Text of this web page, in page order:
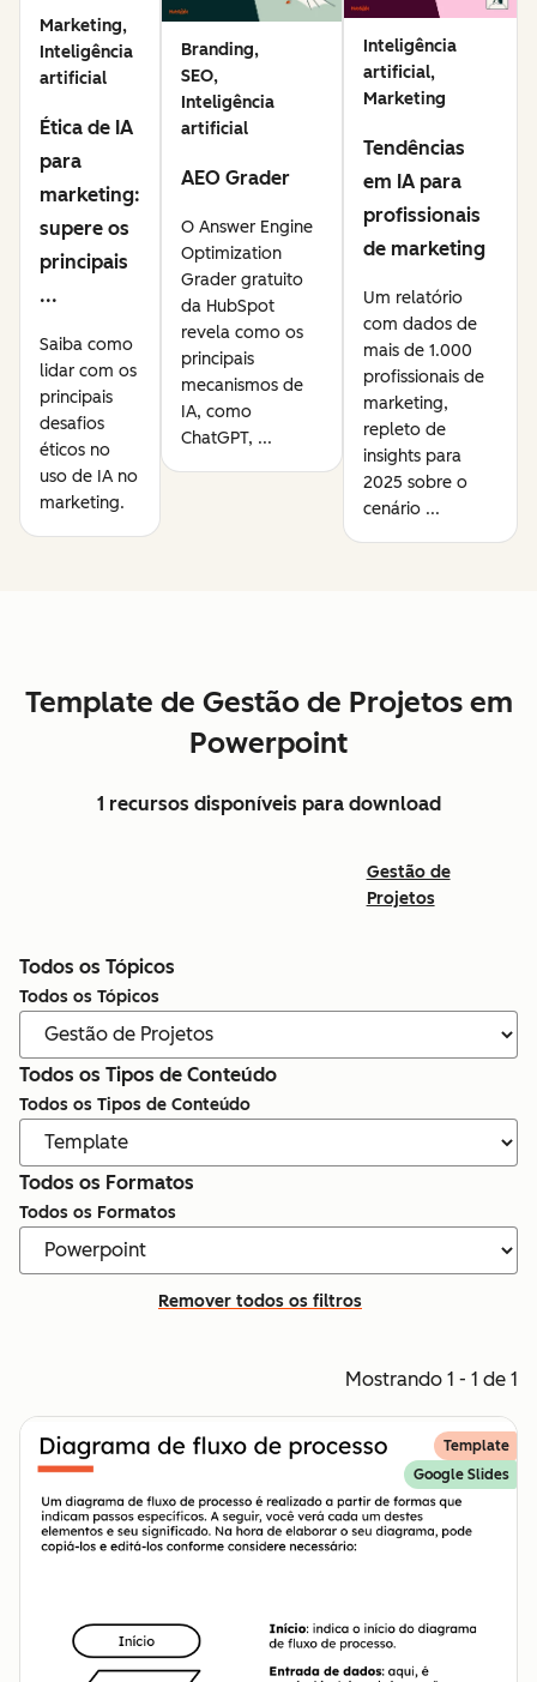
Marketing,
Inteligência
artificial
Ética de IA
para
marketing:
supere os
principais
...
Saiba como
lidar com os
principais
desafios
éticos no
uso de IA no
marketing.
Branding,
SEO,
Inteligência
artificial
AEO Grader
O Answer Engine
Optimization
Grader gratuito
da HubSpot
revela como os
principais
mecanismos de
IA, como
ChatGPT, ...
Inteligência
artificial,
Marketing
Tendências
em IA para
profissionais
de marketing
Um relatório
com dados de
mais de 1.000
profissionais de
marketing,
repleto de
insights para
2025 sobre o
cenário ...
Template de Gestão de Projetos em
Powerpoint
1 recursos disponíveis para download
Gestão de
Projetos
Todos os Tópicos
Todos os Tópicos
Todos os Tipos de Conteúdo
Todos os Tipos de Conteúdo
Todos os Formatos
Todos os Formatos
Remover todos os filtros
Mostrando 1 - 1 de 1
Template
Google Slides